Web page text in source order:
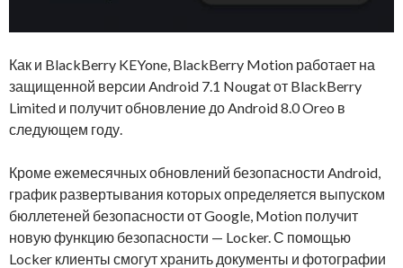
Как и BlackBerry KEYone, BlackBerry Motion работает на
защищенной версии Android 7.1 Nougat от BlackBerry
Limited и получит обновление до Android 8.0 Oreo в
следующем году.
Кроме ежемесячных обновлений безопасности Android,
график развертывания которых определяется выпуском
бюллетеней безопасности от Google, Motion получит
новую функцию безопасности — Locker. С помощью
Locker клиенты смогут хранить документы и фотографии